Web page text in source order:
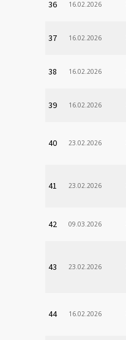
36 16.02.2026
37 16.02.2026
38 16.02.2026
39 16.02.2026
40 23.02.2026
41 23.02.2026
42 09.03.2026
43 23.02.2026
44 16.02.2026